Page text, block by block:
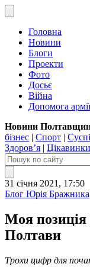
Головна
Новини
Блоги
Проекти
Фото
Досьє
Війна
Допомога армії
Новини
бізнес | Спорт |
Здоров’я | Цікавинки
31 січня 2021, 17:50
Блог Юрія Бражника
Моя позиція
Полтави
Трохи цифр для